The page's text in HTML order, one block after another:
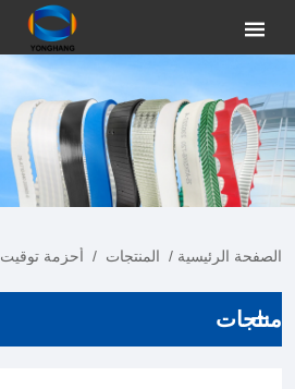
الصفحة الرئيسية / المنتجات / أحزمة توقيت PU
منتجات